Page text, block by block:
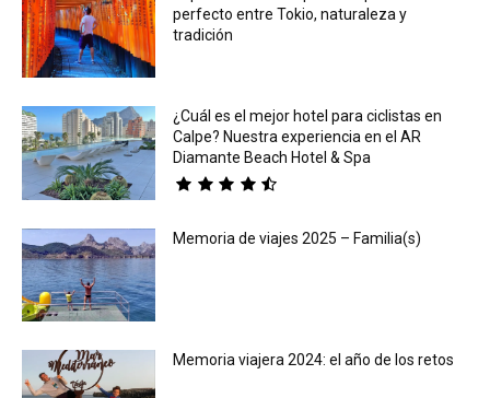
perfecto entre Tokio, naturaleza y
tradición
¿Cuál es el mejor hotel para ciclistas en
Calpe? Nuestra experiencia en el AR
Diamante Beach Hotel & Spa
Memoria de viajes 2025 – Familia(s)
Memoria viajera 2024: el año de los retos